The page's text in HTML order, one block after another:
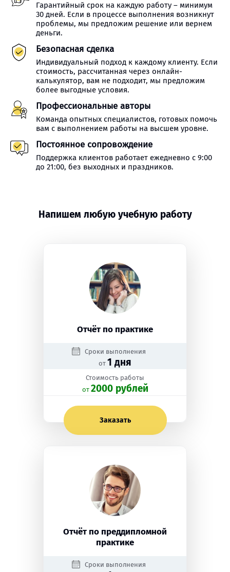
Гарантийный срок на каждую работу – минимум
30 дней. Если в процессе выполнения возникнут
проблемы, мы предложим решение или вернем
деньги.
Безопасная сделка
Индивидуальный подход к каждому клиенту. Если
стоимость, рассчитанная через онлайн-
калькулятор, вам не подходит, мы предложим
более выгодные условия.
Профессиональные авторы
Команда опытных специалистов, готовых помочь
вам с выполнением работы на высшем уровне.
Постоянное сопровождение
Поддержка клиентов работает ежедневно с 9:00
до 21:00, без выходных и праздников.
Напишем любую учебную работу
Отчёт по практике
Сроки выполнения
от 1 дня
Стоимость работы
oт 2000 рублей
Заказать
Отчёт по преддипломной
практике
Сроки выполнения